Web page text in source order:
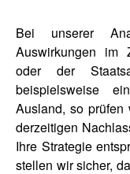
Bei unserer
Auswirkungen im
oder der
beispielsweise
Ausland, so prüfen
derzeitigen
Ihre Strategie
stellen wir sicher,